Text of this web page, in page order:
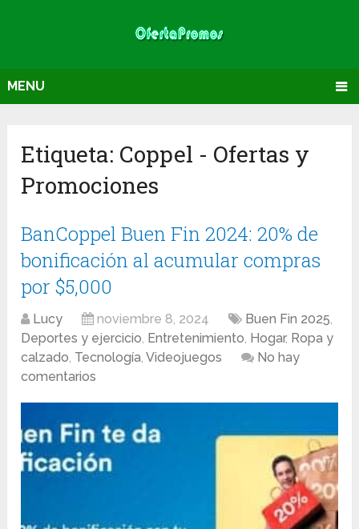
MENU
Etiqueta: Coppel - Ofertas y
Promociones
BanCoppel Buen Fin 2024: 20% de
bonificación al acumular compras
por $5,000
Lucy noviembre 8, 2024 Buen Fin 2025,
Deportes y ejercicio, Entretenimiento, Hogar, Ropa y
calzado, Tecnología,Videojuegos
No hay
comentarios